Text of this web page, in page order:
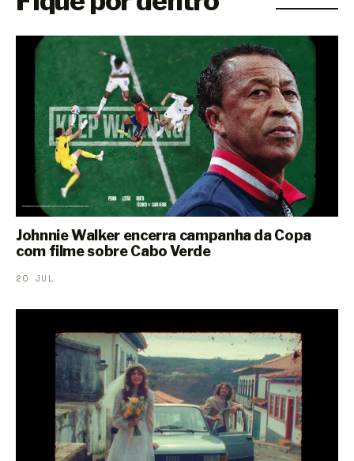
Johnnie Walker encerra campanha da Copa
com filme sobre Cabo Verde
20 JUL